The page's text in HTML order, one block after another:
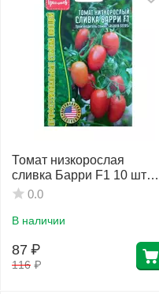
Томат низкорослая
сливка Барри F1 10 шт
РЕДКИЕ СЕМЕНА
0.0
В наличии
116 ₽
87 ₽